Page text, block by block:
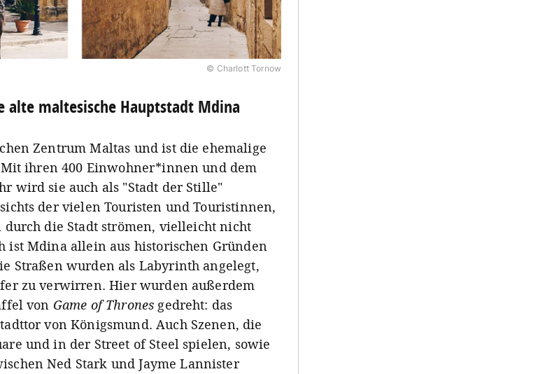
© Charlott Tornow
alte maltesische Hauptstadt Mdina
Zentrum Maltas und ist die ehemalige
ihren 400 Einwohner*innen und dem
wird sie auch als "Stadt der Stille"
der vielen Touristen und Touristinnen,
durch die Stadt strömen, vielleicht nicht
ist Mdina allein aus historischen Gründen
Straßen wurden als Labyrinth angelegt,
zu verwirren. Hier wurden außerdem
von Game of Thrones gedreht: das
von Königsmund. Auch Szenen, die
und in der Street of Steel spielen, sowie
Ned Stark und Jayme Lannister